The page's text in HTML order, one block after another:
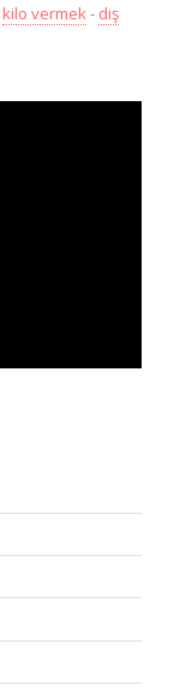
kilo vermek- diş